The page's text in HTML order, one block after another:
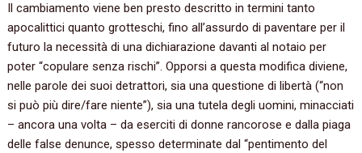
Il cambiamento viene ben presto descritto in termini tanto
apocalittici quanto grotteschi, fino all’assurdo di paventare per il
futuro la necessità di una dichiarazione davanti al notaio per
poter “copulare senza rischi”. Opporsi a questa modifica diviene,
nelle parole dei suoi detrattori, sia una questione di libertà (“non
si può più dire/fare niente”), sia una tutela degli uomini, minacciati
– ancora una volta – da eserciti di donne rancorose e dalla piaga
delle false denunce, spesso determinate dal “pentimento del